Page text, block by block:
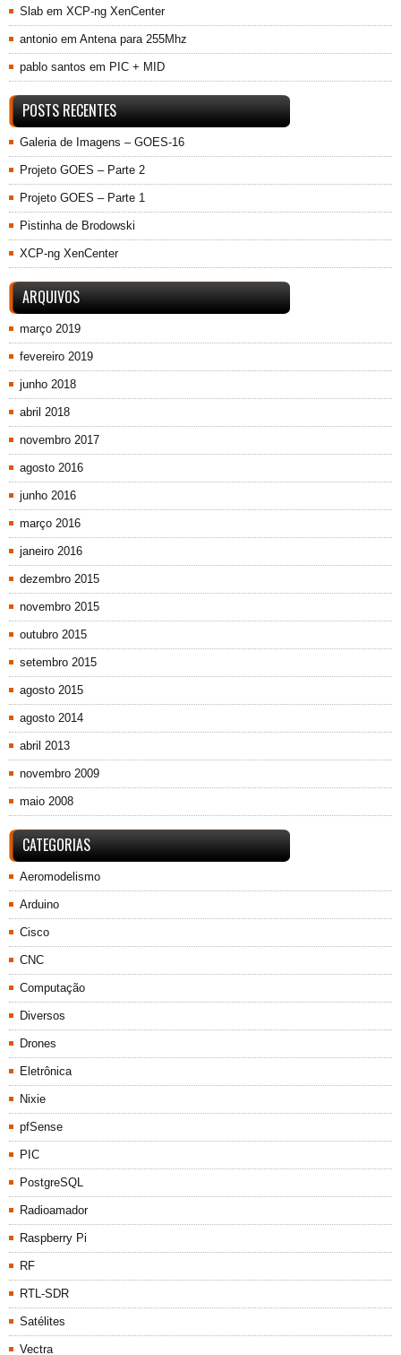
Slab em XCP-ng XenCenter
antonio em Antena para 255Mhz
pablo santos em PIC + MID
POSTS RECENTES
Galeria de Imagens – GOES-16
Projeto GOES – Parte 2
Projeto GOES – Parte 1
Pistinha de Brodowski
XCP-ng XenCenter
ARQUIVOS
março 2019
fevereiro 2019
junho 2018
abril 2018
novembro 2017
agosto 2016
junho 2016
março 2016
janeiro 2016
dezembro 2015
novembro 2015
outubro 2015
setembro 2015
agosto 2015
agosto 2014
abril 2013
novembro 2009
maio 2008
CATEGORIAS
Aeromodelismo
Arduino
Cisco
CNC
Computação
Diversos
Drones
Eletrônica
Nixie
pfSense
PIC
PostgreSQL
Radioamador
Raspberry Pi
RF
RTL-SDR
Satélites
Vectra